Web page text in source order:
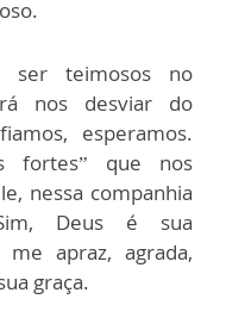
ser teimosos no
nos desviar do
esperamos.
fortes” que nos
nessa companhia
Deus é sua
me apraz, agrada,
graça.